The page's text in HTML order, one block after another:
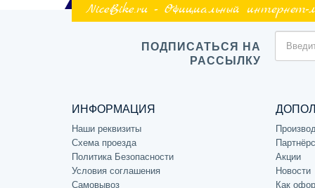
NiceBike.ru - Официальный интернет-
ПОДПИСАТЬСЯ НА
РАССЫЛКУ
ИНФОРМАЦИЯ
Наши реквизиты
Схема проезда
Политика Безопасности
Условия соглашения
Самовывоз
Акции
Новости
Как